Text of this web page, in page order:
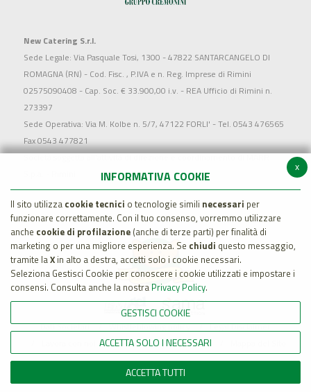
New Catering S.r.l.
Sede Legale: Via Pasquale Tosi, 1300 - 47822 SANTARCANGELO DI
ROMAGNA (RN) - Cod. Fisc. , P.IVA e n. Reg. Imprese di Rimini
02575090408 - Cap. Soc. € 33.900,00 i.v. - REA Ufficio di Rimini n.
273397
Sede Operativa: Via M. Kolbe n. 5/7, 47122 FORLI' - Tel. 0543 476565
Fax 0543 477821
Società soggetta all'attività di direzione e coordinamento di MARR
Dati Societari Whistleblowing policy
Legal Disclaimer
Cookie Policy Privacy
x
INFORMATIVA COOKIE
Il sito utilizza cookie tecnici o tecnologie simili necessari per
funzionare correttamente. Con il tuo consenso, vorremmo utilizzare
anche cookie di profilazione (anche di terze parti) per finalità di
marketing o per una migliore esperienza. Se chiudi questo messaggio,
tramite laX in alto a destra, accetti solo i cookie necessari.
Seleziona Gestisci Cookie per conoscere i cookie utilizzati e impostare i
consensi. Consulta anche la nostra Privacy Policy.
GESTISCI COOKIE
ACCETTA SOLO I NECESSARI
ACCETTA TUTTI